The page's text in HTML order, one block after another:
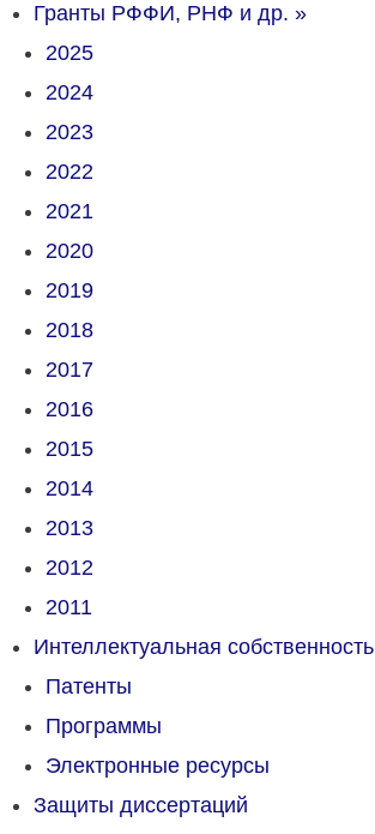
Гранты РФФИ, РНФ и др. »
2025
2024
2023
2022
2021
2020
2019
2018
2017
2016
2015
2014
2013
2012
2011
Интеллектуальная собственность
Патенты
Программы
Электронные ресурсы
Защиты диссертаций